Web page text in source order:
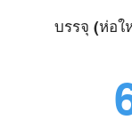
บรรจุ (ห่อใ